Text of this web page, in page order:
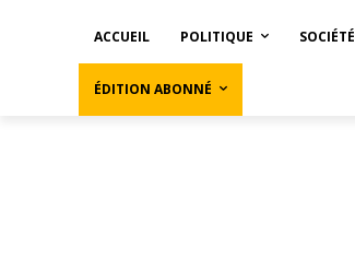
ACCUEIL POLITIQUE SOCIÉTÉ
ÉDITION ABONNÉ